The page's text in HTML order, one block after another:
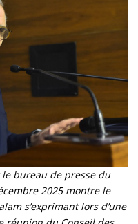
bureau de presse du
2025 montre le
s’exprimant lors d’une